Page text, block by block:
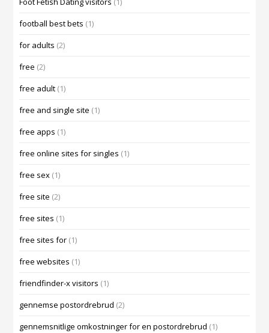
football best bets (1)
for adults (2)
free (2)
free adult (1)
free and single site (1)
free apps (1)
free online sites for singles (1)
free sex (1)
free site (2)
free sites (1)
free sites for (1)
free websites (1)
friendfinder-x visitors (1)
gennemse postordrebrud (2)
gennemsnitlige omkostninger for en postordrebrud (1)